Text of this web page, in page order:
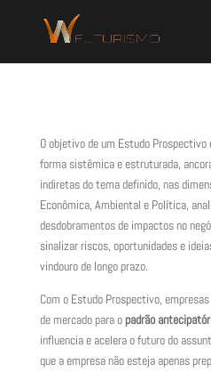
O objetivo de um Estudo
forma sistêmica e estruturada,
indiretas do tema definido, nas
Econômica, Ambiental e Política,
desdobramentos de impactos no
sinalizar riscos, oportunidades e
vindouro de longo prazo.
Com o Estudo Prospectivo,
de mercado para opadrão
influencia e acelera o futuro do
que a empresa não esteja apenas